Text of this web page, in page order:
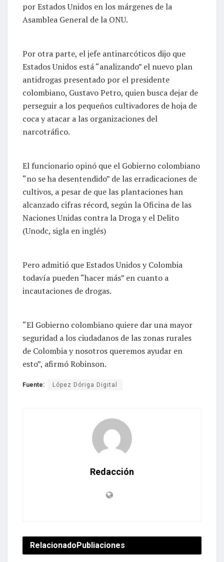
por Estados Unidos en los márgenes de la
Asamblea General de la ONU.
Por otra parte, el jefe antinarcóticos dijo que
Estados Unidos está “analizando” el nuevo plan
antidrogas presentado por el presidente
colombiano, Gustavo Petro, quien busca dejar de
perseguir a los pequeños cultivadores de hoja de
coca y atacar a las organizaciones del
narcotráfico.
El funcionario opinó que el Gobierno colombiano
“no se ha desentendido” de las erradicaciones de
cultivos, a pesar de que las plantaciones han
alcanzado cifras récord, según la Oficina de las
Naciones Unidas contra la Droga y el Delito
(Unodc, sigla en inglés)
Pero admitió que Estados Unidos y Colombia
todavía pueden “hacer más” en cuanto a
incautaciones de drogas.
“El Gobierno colombiano quiere dar una mayor
seguridad a los ciudadanos de las zonas rurales
de Colombia y nosotros queremos ayudar en
esto”, afirmó Robinson.
Fuente: López Dóriga Digital
Redacción
Relacionado Publiaciones